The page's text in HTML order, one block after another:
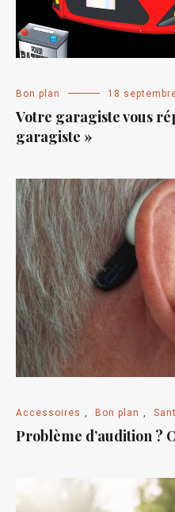
Bon plan 18
Votre garagiste vous
garagiste »
Accessoires , Bon plan ,
Problème d’audition ?